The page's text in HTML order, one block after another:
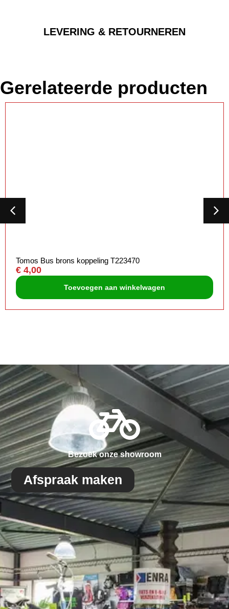
LEVERING & RETOURNEREN
Gerelateerde producten
Tomos Bus brons koppeling T223470
€ 4,00
Toevoegen aan winkelwagen
Bezoek onze showroom
Afspraak maken